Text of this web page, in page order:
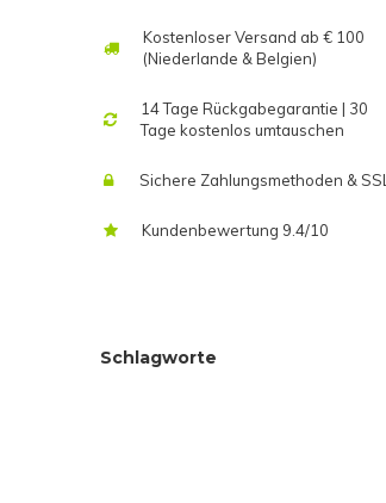
Kostenloser Versand ab € 100
(Niederlande & Belgien)
14 Tage Rückgabegarantie | 30
Tage kostenlos umtauschen
Sichere Zahlungsmethoden & SSL
Kundenbewertung 9.4/10
Schlagworte